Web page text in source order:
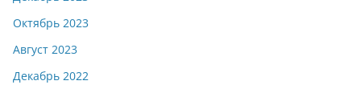
Октябрь 2023
Август 2023
Декабрь 2022